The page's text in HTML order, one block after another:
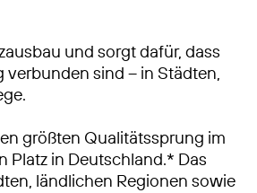
und sorgt dafür, dass
sind – in Städten,
größten Qualitätssprung im
Platz in Deutschland.* Das
ländlichen Regionen sowie